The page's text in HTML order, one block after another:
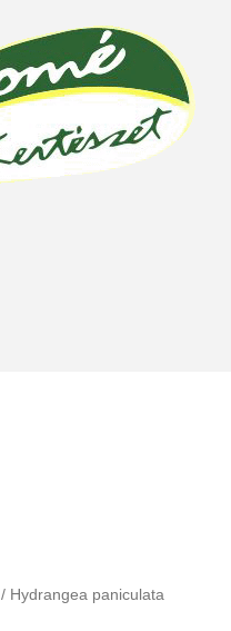
/ Hydrangea paniculata